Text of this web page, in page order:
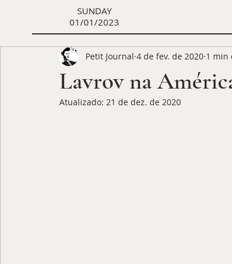
SUNDAY
01/01/2023
Lavrov na
Petit Journal 4 de fev. de 2020 1 min
Atualizado: 21 de dez. de 2020